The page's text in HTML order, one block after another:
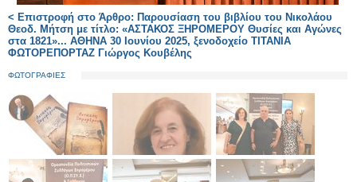
< Επιστροφή στο Άρθρο: Παρουσίαση του βιβλίου του Νικολάου
Θεοδ. Μήτση με τίτλο: «ΑΣΤΑΚΟΣ ΞΗΡΟΜΕΡΟΥ Θυσίες και Αγώνες
στα 1821»... ΑΘΗΝΑ 30 Ιουνίου 2025, ξενοδοχείο ΤΙΤΑΝΙΑ
ΦΩΤΟΡΕΠΟΡΤΑΖ Γιώργος Κουβέλης
ΦΩΤΟΓΡΑΦΙΕΣ